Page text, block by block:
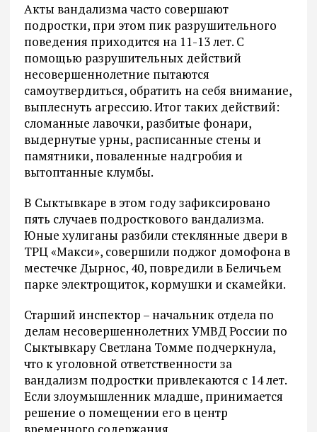
Акты вандализма часто совершают
подростки, при этом пик разрушительного
поведения приходится на 11-13 лет. С
помощью разрушительных действий
несовершеннолетние пытаются
самоутвердиться, обратить на себя внимание,
выплеснуть агрессию. Итог таких действий:
сломанные лавочки, разбитые фонари,
выдернутые урны, расписанные стены и
памятники, поваленные надгробия и
вытоптанные клумбы.
В Сыктывкаре в этом году зафиксировано
пять случаев подросткового вандализма.
Юные хулиганы разбили стеклянные двери в
ТРЦ «Макси», совершили поджог домофона в
местечке Дырнос, 40, повредили в Беличьем
парке электрощиток, кормушки и скамейки.
Старший инспектор – начальник отдела по
делам несовершеннолетних УМВД России по
Сыктывкару Светлана Томме подчеркнула,
что к уголовной ответственности за
вандализм подростки привлекаются с 14 лет.
Если злоумышленник младше, принимается
решение о помещении его в центр